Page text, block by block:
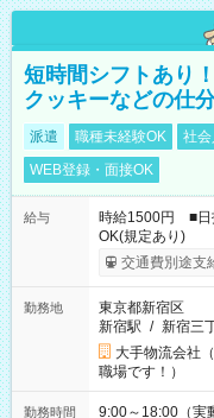
短時間シフトあり
クッキーなどの仕
派遣 職種未経験OK 社
WEB登録・面接OK
給与
時給1500円 ■日
OK(規定あり)
交通費別途支
勤務地
東京都新宿区
新宿駅 / 新宿三
大手物流会社
職場です！）
勤務時間
9:00～18:00（実動8時間） 希望の時間帯